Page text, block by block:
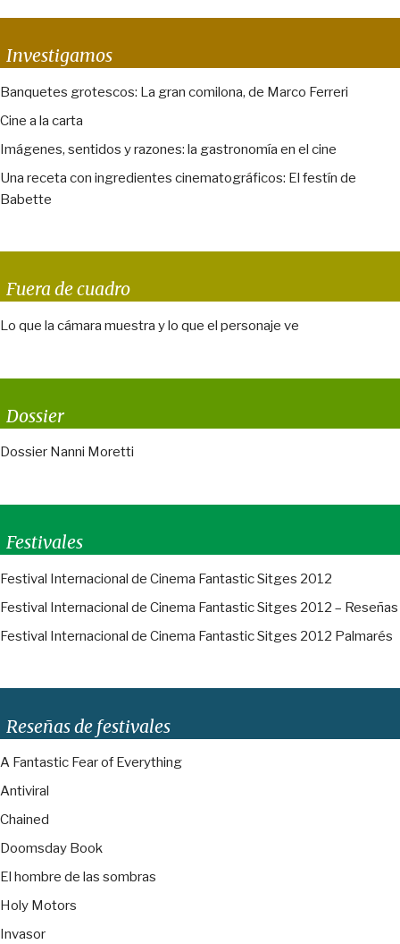
Investigamos
Banquetes grotescos: La gran comilona, de Marco Ferreri
Cine a la carta
Imágenes, sentidos y razones: la gastronomía en el cine
Una receta con ingredientes cinematográficos: El festín de
Babette
Fuera de cuadro
Lo que la cámara muestra y lo que el personaje ve
Dossier
Dossier Nanni Moretti
Festivales
Festival Internacional de Cinema Fantastic Sitges 2012
Festival Internacional de Cinema Fantastic Sitges 2012 – Reseñas
Festival Internacional de Cinema Fantastic Sitges 2012 Palmarés
Reseñas de festivales
A Fantastic Fear of Everything
Antiviral
Chained
Doomsday Book
El hombre de las sombras
Holy Motors
Invasor